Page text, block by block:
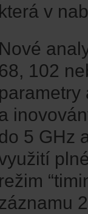
která v
Nové
68, 102
parametry
5 GHz
režim